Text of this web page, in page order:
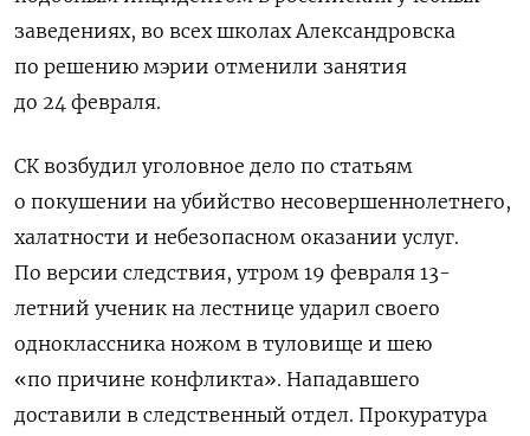
заведениях, во всех школах Александровска
по решению мэрии отменили занятия
до 24 февраля.
СК возбудил уголовное дело по статьям
о покушении на убийство несовершеннолетнего,
халатности и небезопасном оказании услуг.
По версии следствия, утром 19 февраля 13-
летний ученик на лестнице ударил своего
одноклассника ножом в туловище и шею
«по причине конфликта». Нападавшего
доставили в следственный отдел. Прокуратура